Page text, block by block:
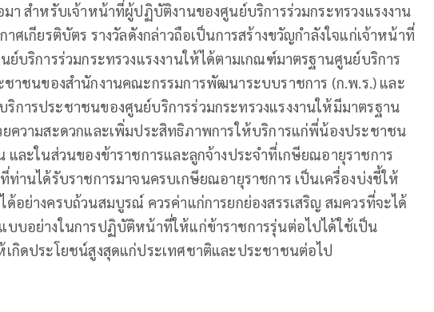
มา สำหรับเจ้าหน้าที่ผู้ปฏิบัติงานของศูนย์บริการร่วมกระทรวงแรงงาน
ศเกียรติบัตร รางวัลดังกล่าวถือเป็นการสร้างขวัญกำลังใจแก่เจ้าหน้าที่
ย์บริการร่วมกระทรวงแรงงานให้ได้ตามเกณฑ์มาตรฐานศูนย์บริการ
ชาชนของสำนักงานคณะกรรมการพัฒนาระบบราชการ (ก.พ.ร.) และ
การประชาชนของศูนย์บริการร่วมกระทรวงแรงงานให้มีมาตรฐาน
ยความสะดวกและเพิ่มประสิทธิภาพการให้บริการแก่พี่น้องประชาชน
และในส่วนของข้าราชการและลูกจ้างประจำที่เกษียณอายุราชการ
ท่านได้รับราชการมาจนครบเกษียณอายุราชการ เป็นเครื่องบ่งชี้ให้
อย่างครบถ้วนสมบูรณ์ ควรค่าแก่การยกย่องสรรเสริญ สมควรที่จะได้
บบอย่างในการปฏิบัติหน้าที่ให้แก่ข้าราชการรุ่นต่อไปได้ใช้เป็น
กิดประโยชน์สูงสุดแก่ประเทศชาติและประชาชนต่อไป